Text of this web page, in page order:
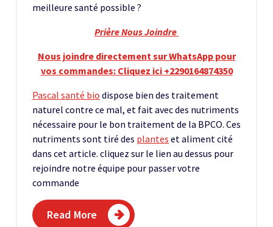
meilleure santé possible ?
Prière Nous Joindre
Nous joindre directement sur WhatsApp pour
vos commandes: Cliquez ici +2290164874350
Pascal santé bio dispose bien des traitement
naturel contre ce mal, et fait avec des nutriments
nécessaire pour le bon traitement de la BPCO. Ces
nutriments sont tiré des plantes et aliment cité
dans cet article. cliquez sur le lien au dessus pour
rejoindre notre équipe pour passer votre
commande
Read More